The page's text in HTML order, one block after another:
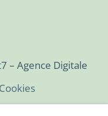
– Agence Digitale